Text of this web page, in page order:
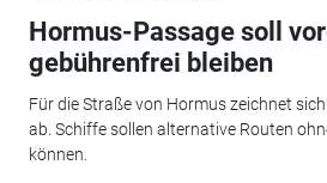
Hormus-Passage soll
gebührenfrei bleiben
Für die Straße von Hormus zeichnet
ab. Schiffe sollen alternative Routen
können.